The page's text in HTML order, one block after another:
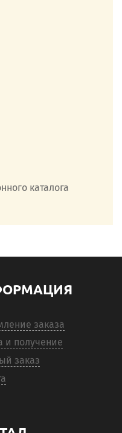
каталога
заказа
и получение
заказ